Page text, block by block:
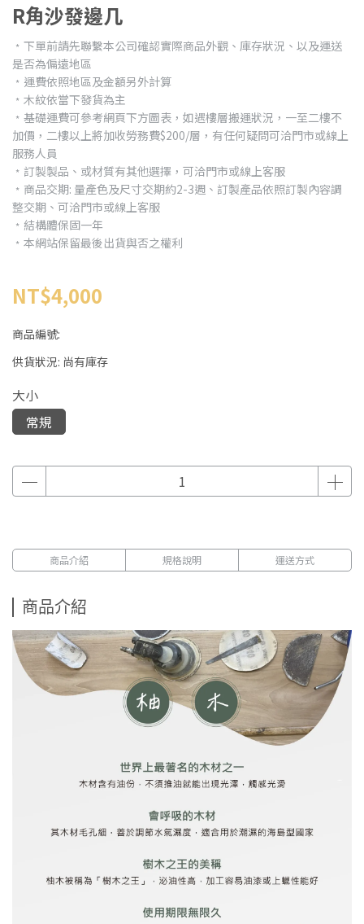
R角沙發邊几
﹡下單前請先聯繫本公司確認實際商品外觀、庫存狀況、以及運送
是否為偏遠地區
﹡運費依照地區及金額另外計算
﹡木紋依當下發貨為主
﹡基礎運費可參考網頁下方圖表，如遇樓層搬運狀況，一至二樓不
加價，二樓以上將加收勞務費$200/層，有任何疑問可洽門市或線上
服務人員
﹡訂製製品、或材質有其他選擇，可洽門市或線上客服
﹡商品交期: 量產色及尺寸交期約2-3週、訂製產品依照訂製內容調
整交期、可洽門市或線上客服
﹡結構體保固一年
﹡本網站保留最後出貨與否之權利
NT$4,000
商品編號:
供貨狀況: 尚有庫存
大小
常規
商品介紹 規格說明 運送方式
商品介紹